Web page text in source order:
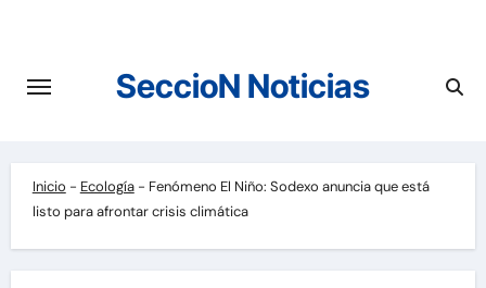
contenido
SeccioN Noticias
Inicio - Ecología- Fenómeno El Niño: Sodexo anuncia que está
listo para afrontar crisis climática